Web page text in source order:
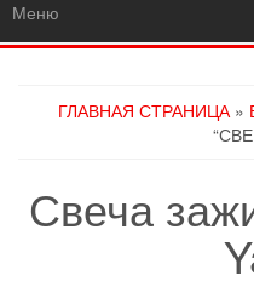
Меню
ГЛАВНАЯ СТРАНИЦА»
Свеча